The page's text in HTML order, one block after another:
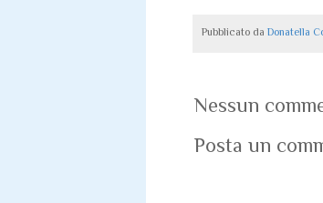
Pubblicato da Donatella
Nessun
Posta un